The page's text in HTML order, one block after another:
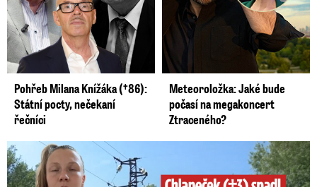
Pohřeb Milana Knížáka (†86):
Státní pocty, nečekaní
řečníci
Meteoroložka: Jaké bude
počasí na megakoncert
Ztraceného?
Smrtelný pád chlapce: Matka vydala vyjádření na 16 stran